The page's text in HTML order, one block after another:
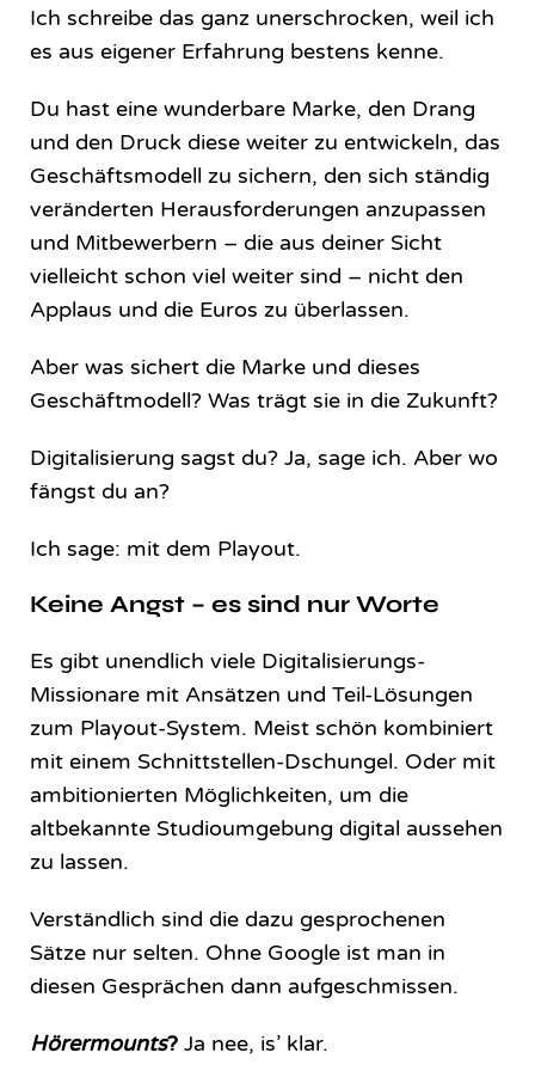
Ich schreibe das ganz unerschrocken, weil ich
es aus eigener Erfahrung bestens kenne.
Du hast eine wunderbare Marke, den Drang
und den Druck diese weiter zu entwickeln, das
Geschäftsmodell zu sichern, den sich ständig
veränderten Herausforderungen anzupassen
und Mitbewerbern – die aus deiner Sicht
vielleicht schon viel weiter sind – nicht den
Applaus und die Euros zu überlassen.
Aber was sichert die Marke und dieses
Geschäftmodell? Was trägt sie in die Zukunft?
Digitalisierung sagst du? Ja, sage ich. Aber wo
fängst du an?
Ich sage: mit dem Playout.
Keine Angst – es sind nur Worte
Es gibt unendlich viele Digitalisierungs-
Missionare mit Ansätzen und Teil-Lösungen
zum Playout-System. Meist schön kombiniert
mit einem Schnittstellen-Dschungel. Oder mit
ambitionierten Möglichkeiten, um die
altbekannte Studioumgebung digital aussehen
zu lassen.
Verständlich sind die dazu gesprochenen
Sätze nur selten. Ohne Google ist man in
diesen Gesprächen dann aufgeschmissen.
Hörermounts? Ja nee, is’ klar.